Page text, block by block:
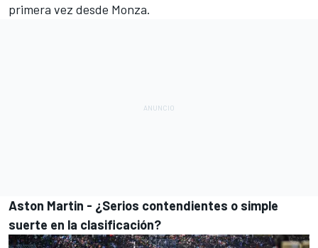
primera vez desde Monza.
Aston Martin - ¿Serios contendientes o simple
suerte en la clasificación?